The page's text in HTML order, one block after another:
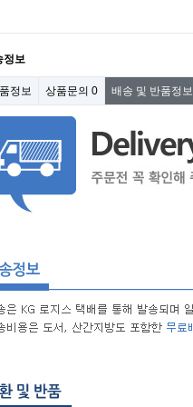
정보
정보 상품문의 0 배송 및 반품정보